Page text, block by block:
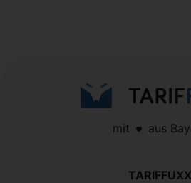
mit aus
TARIFFUXX